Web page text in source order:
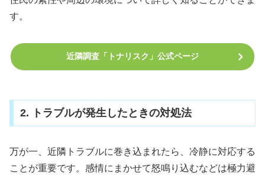
す。
近隣調査「トナリスク」公式ページ
2. トラブルが発生したときの対処法
万が一、近隣トラブルに巻き込まれたら、冷静に対応する
ことが重要です。感情にまかせて怒鳴り込むなどは極力避